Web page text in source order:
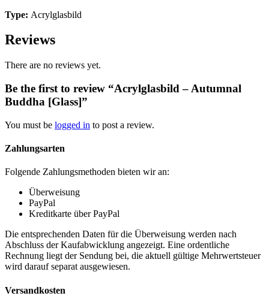
Type: Acrylglasbild
Reviews
There are no reviews yet.
Be the first to review “Acrylglasbild – Autumnal
Buddha [Glass]”
You must be logged in to post a review.
Zahlungsarten
Folgende Zahlungsmethoden bieten wir an:
Überweisung
PayPal
Kreditkarte über PayPal
Die entsprechenden Daten für die Überweisung werden nach
Abschluss der Kaufabwicklung angezeigt. Eine ordentliche
Rechnung liegt der Sendung bei, die aktuell gültige Mehrwertsteuer
wird darauf separat ausgewiesen.
Versandkosten